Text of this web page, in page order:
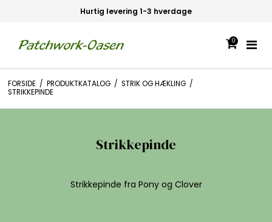
0
FORSIDE / PRODUKTKATALOG / STRIK OG HÆKLING /
STRIKKEPINDE
Strikkepinde
Strikkepinde fra Pony og Clover